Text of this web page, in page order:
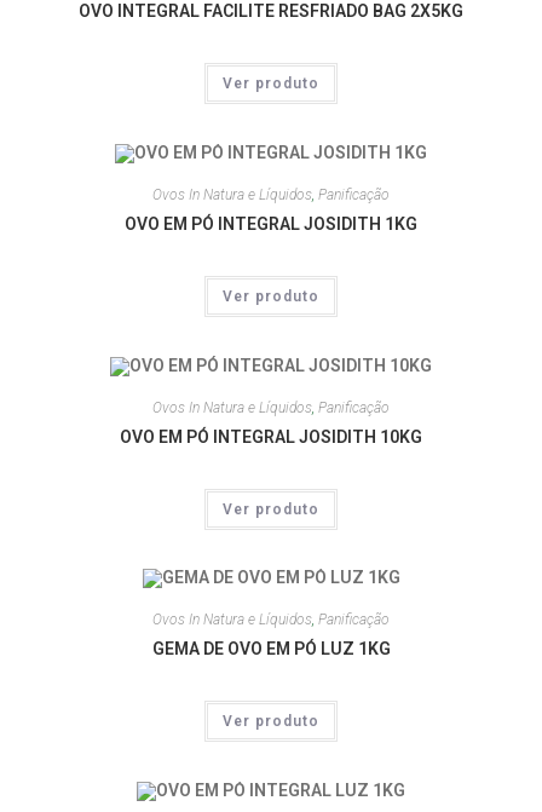
OVO INTEGRAL FACILITE RESFRIADO BAG 2X5KG
Ver produto
Ovos In Natura e Líquidos, Panificação
OVO EM PÓ INTEGRAL JOSIDITH 1KG
Ver produto
Ovos In Natura e Líquidos Panificação
OVO EM PÓ INTEGRAL JOSIDITH 10KG
Ver produto
Ovos In Natura e Líquidos, Panificação
GEMA DE OVO EM PÓ LUZ 1KG
Ver produto